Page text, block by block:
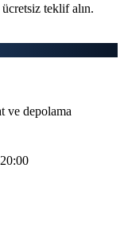
teklif alın.
ve depolama